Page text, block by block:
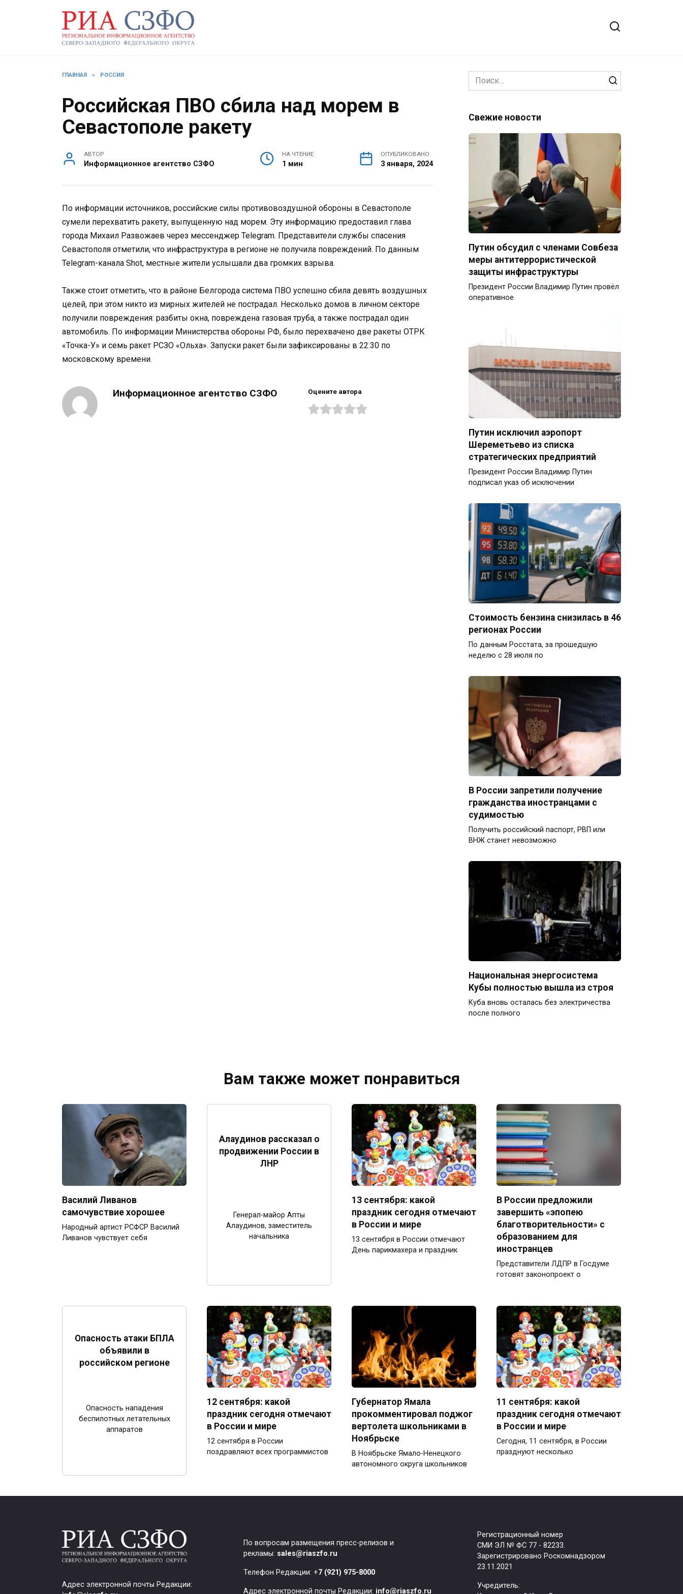
ГЛАВНАЯ » РОССИЯ
Российская ПВО сбила над морем в
Севастополе ракету
АВТОР
Информационное агентство СЗФО
НА ЧТЕНИЕ
1 мин
ОПУБЛИКОВАНО
3 января, 2024
По информации источников, российские силы противовоздушной обороны в Севастополе
сумели перехватить ракету, выпущенную над морем. Эту информацию предоставил глава
города Михаил Развожаев через мессенджер Telegram. Представители службы спасения
Севастополя отметили, что инфраструктура в регионе не получила повреждений. По данным
Telegram-канала Shot, местные жители услышали два громких взрыва.
Также стоит отметить, что в районе Белгорода система ПВО успешно сбила девять воздушных
целей, при этом никто из мирных жителей не пострадал. Несколько домов в личном секторе
получили повреждения: разбиты окна, повреждена газовая труба, а также пострадал один
автомобиль. По информации Министерства обороны РФ, было перехвачено две ракеты ОТРК
«Точка-У» и семь ракет РСЗО «Ольха». Запуски ракет были зафиксированы в 22:30 по
московскому времени.
Информационное агентство СЗФО Оцените автора
Search
for:
Свежие новости
Путин обсудил с членами Совбеза
меры антитеррористической
защиты инфраструктуры
Президент России Владимир Путин провёл
оперативное
Путин исключил аэропорт
Шереметьево из списка
стратегических предприятий
Президент России Владимир Путин
подписал указ об исключении
Стоимость бензина снизилась в 46
регионах России
По данным Росстата, за прошедшую
неделю с 28 июля по
В России запретили получение
гражданства иностранцами с
судимостью
Получить российский паспорт, РВП или
ВНЖ станет невозможно
Национальная энергосистема
Кубы полностью вышла из строя
Куба вновь осталась без электричества
после полного
Вам также может понравиться
Василий Ливанов
самочувствие хорошее
Народный артист РСФСР Василий
Ливанов чувствует себя
Алаудинов рассказал о
продвижении России в
ЛНР
Генерал-майор Апты
Алаудинов, заместитель
начальника
13 сентября: какой
праздник сегодня отмечают
в России и мире
13 сентября в России отмечают
День парикмахера и праздник
В России предложили
завершить «эпопею
благотворительности» с
образованием для
иностранцев
Представители ЛДПР в Госдуме
готовят законопроект о
Опасность атаки БПЛА
объявили в
российском регионе
Опасность нападения
беспилотных летательных
аппаратов
12 сентября: какой
праздник сегодня отмечают
в России и мире
12 сентября в России
поздравляют всех программистов
Губернатор Ямала
прокомментировал поджог
вертолета школьниками в
Ноябрьске
В Ноябрьске Ямало-Ненецкого
автономного округа школьников
11 сентября: какой
праздник сегодня отмечают
в России и мире
Сегодня, 11 сентября, в России
празднуют несколько
Адрес электронной почты Редакции:
По вопросам размещения пресс-релизов и
рекламы: sales@riaszfo.ru
Телефон Редакции: +7 (921) 975-8000
Адрес электронной почты Редакции: info@riaszfo.ru
Регистрационный номер
СМИ ЭЛ № ФС 77 - 82233.
Зарегистрировано Роскомнадзором
23.11.2021
Учредитель: